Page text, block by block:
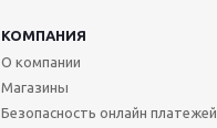
КОМПАНИЯ
О компании
Магазины
Безопасность онлайн платежей